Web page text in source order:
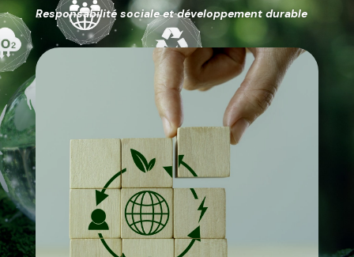
Responsabilité sociale et développement durable